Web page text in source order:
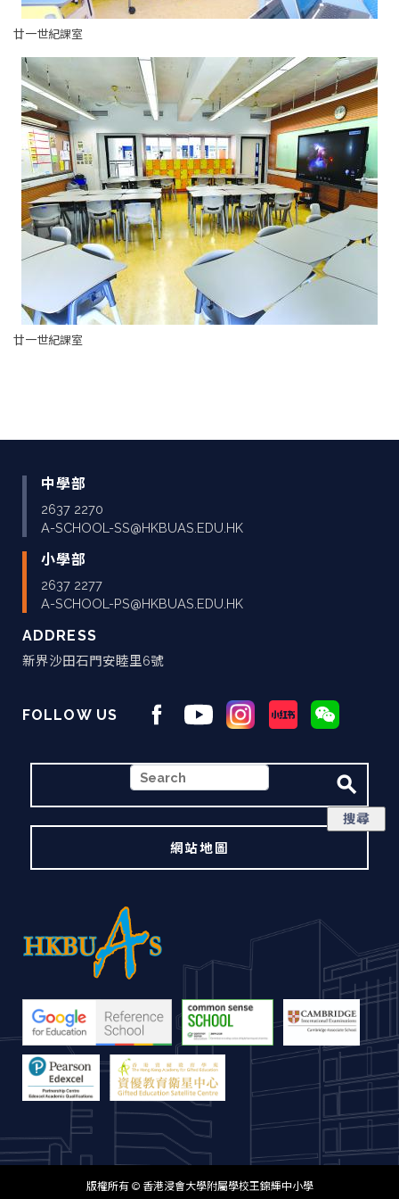
廿一世紀課室
廿一世紀課室
中學部
2637 2270
A-SCHOOL-SS@HKBUAS.EDU.HK
小學部
2637 2277
A-SCHOOL-PS@HKBUAS.EDU.HK
ADDRESS
新界沙田石門安睦里6號
FOLLOW US
搜
尋
網站地圖
版權所有 © 香港浸會大學附屬學校王錦輝中小學